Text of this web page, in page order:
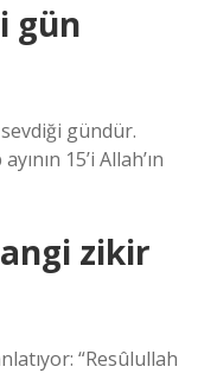
gün
sevdiği gündür.
15’i Allah’ın
zikir
“Resûlullah